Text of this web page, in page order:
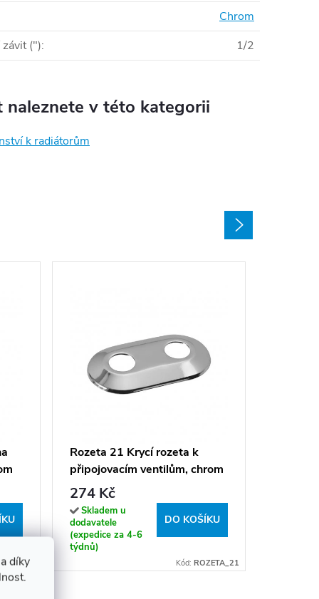
díky
Chrom
("): 1/2
naleznete v této kategorii
k radiátorům
Rozeta 21 Krycí rozeta k
připojovacím ventilům, chrom
274 Kč
Skladem u
dodavatele
(expedice za 4-6
týdnů)
DO KOŠÍKU
Kód: ROZETA_21